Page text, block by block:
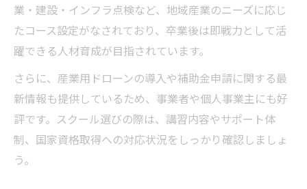
業・建設・インフラ点検など、地域産業のニーズに応じ
たコース設定がなされており、卒業後は即戦力として活
躍できる人材育成が目指されています。
さらに、産業用ドローンの導入や補助金申請に関する最
新情報も提供しているため、事業者や個人事業主にも好
評です。スクール選びの際は、講習内容やサポート体
制、国家資格取得への対応状況をしっかり確認しましょ
う。